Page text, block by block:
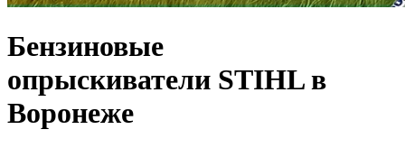
Бензиновые
опрыскиватели STIHL в
Воронеже